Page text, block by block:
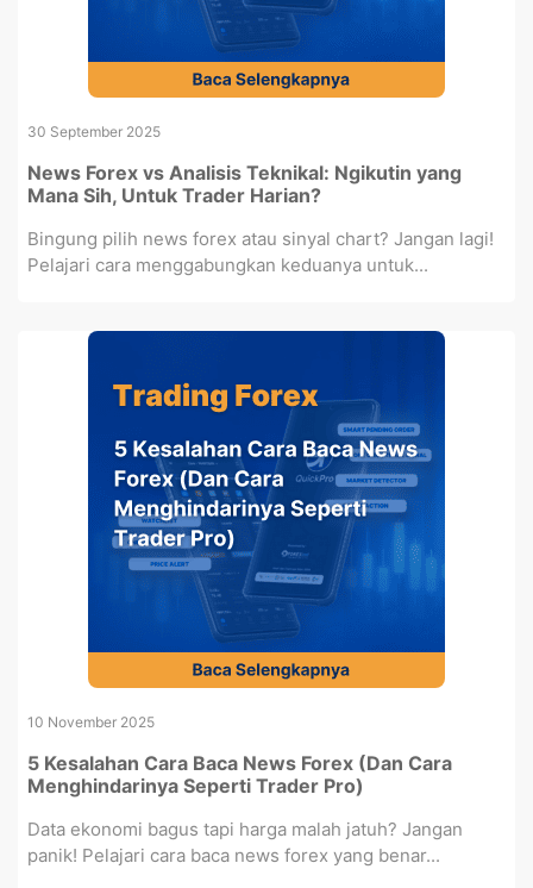
30 September 2025
News Forex vs Analisis Teknikal: Ngikutin yang
Mana Sih, Untuk Trader Harian?
Bingung pilih news forex atau sinyal chart? Jangan lagi!
Pelajari cara menggabungkan keduanya untuk...
10 November 2025
5 Kesalahan Cara Baca News Forex (Dan Cara
Menghindarinya Seperti Trader Pro)
Data ekonomi bagus tapi harga malah jatuh? Jangan
panik! Pelajari cara baca news forex yang benar...